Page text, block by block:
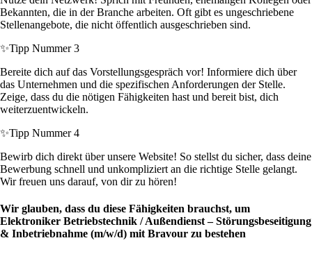
Bekannten, die in der Branche arbeiten. Oft gibt es ungeschriebene
Stellenangebote, die nicht öffentlich ausgeschrieben sind.
✨Tipp Nummer 3
Bereite dich auf das Vorstellungsgespräch vor! Informiere dich über
das Unternehmen und die spezifischen Anforderungen der Stelle.
Zeige, dass du die nötigen Fähigkeiten hast und bereit bist, dich
weiterzuentwickeln.
✨Tipp Nummer 4
Bewirb dich direkt über unsere Website! So stellst du sicher, dass deine
Bewerbung schnell und unkompliziert an die richtige Stelle gelangt.
Wir freuen uns darauf, von dir zu hören!
Wir glauben, dass du diese Fähigkeiten brauchst, um
Elektroniker Betriebstechnik / Außendienst – Störungsbeseitigung
& Inbetriebnahme (m/w/d) mit Bravour zu bestehen